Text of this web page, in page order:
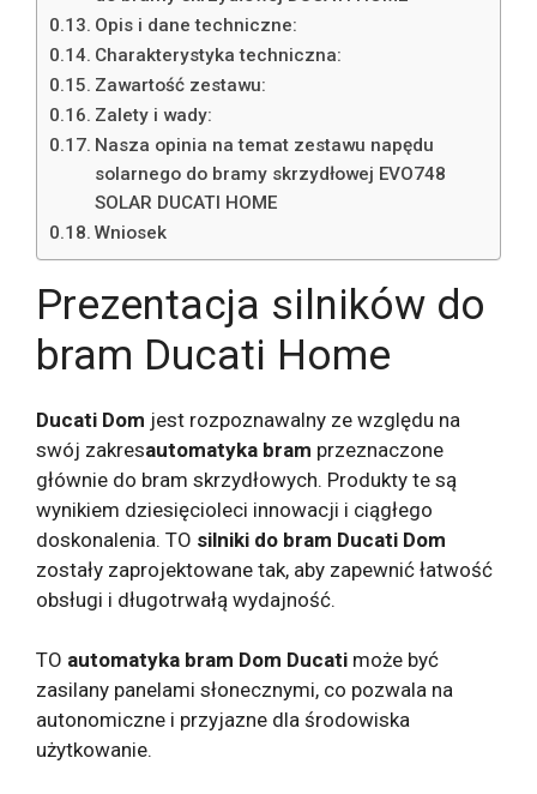
Opis i dane techniczne:
Charakterystyka techniczna:
Zawartość zestawu:
Zalety i wady:
Nasza opinia na temat zestawu napędu
solarnego do bramy skrzydłowej EVO748
SOLAR DUCATI HOME
Wniosek
Prezentacja silników do
bram Ducati Home
Ducati Dom jest rozpoznawalny ze względu na
swój zakresautomatyka bram przeznaczone
głównie do bram skrzydłowych. Produkty te są
wynikiem dziesięcioleci innowacji i ciągłego
doskonalenia. TO silniki do bram Ducati Dom
zostały zaprojektowane tak, aby zapewnić łatwość
obsługi i długotrwałą wydajność.
TO automatyka bram Dom Ducati może być
zasilany panelami słonecznymi, co pozwala na
autonomiczne i przyjazne dla środowiska
użytkowanie.